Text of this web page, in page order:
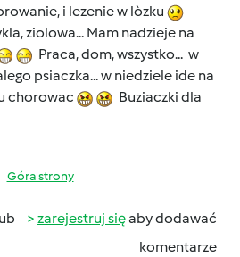
i lezenie w lòzku
ziolowa... Mam nadzieje na
Praca, dom, wszystko... w
psiaczka... w niedziele ide na
chorowac
Buziaczki dla
Góra strony
zarejestruj sięaby dodawać
komentarze